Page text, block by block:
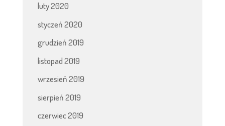
luty 2020
styczeń 2020
grudzień 2019
listopad 2019
wrzesień 2019
sierpień 2019
czerwiec 2019